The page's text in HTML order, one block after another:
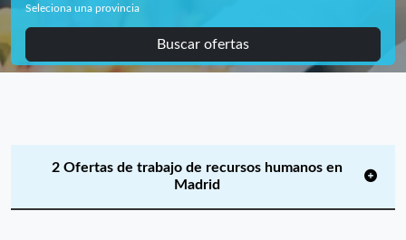
Seleciona una provincia
Buscar ofertas
2 Ofertas de trabajo de recursos humanos en
Madrid